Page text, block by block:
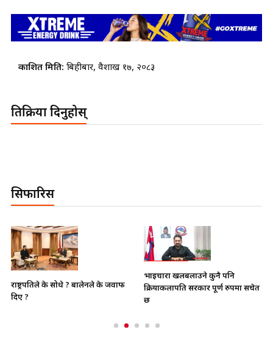
प्रकाशित मिति: बिहीबार, वैशाख १७, २०८३
प्रतिक्रिया दिनुहोस्
सिफारिस
राष्ट्रपतिले के सोधे ? बालेनले के जवाफ
दिए ?
भाइचारा खलबलाउने कुनै पनि
क्रियाकलापप्रति सरकार पूर्ण रुपमा सचेत
छ